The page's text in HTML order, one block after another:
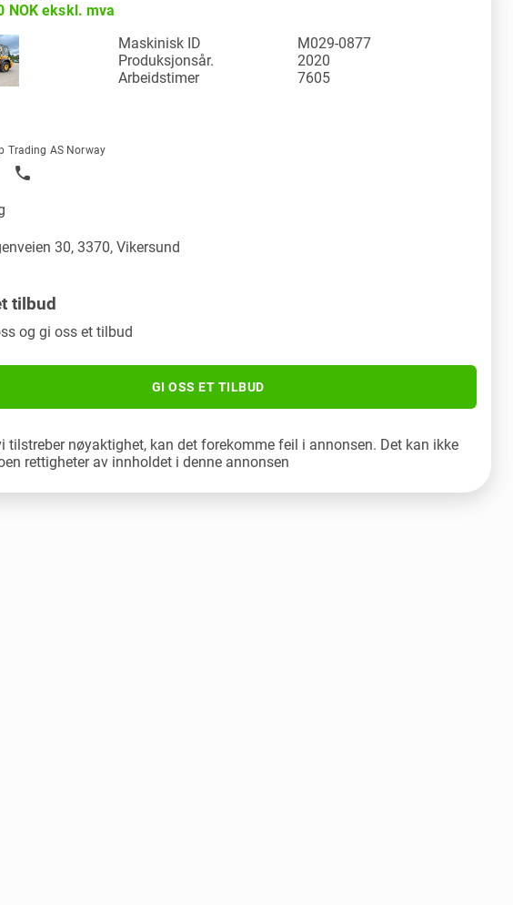
NOK ekskl. mva
Maskinisk ID
M029-0877
Produksjonsår.
2020
Arbeidstimer
7605
Trading AS Norway
30, 3370, Vikersund
tilbud
og gi oss et tilbud
GI OSS ET TILBUD
tilstreber nøyaktighet, kan det forekomme feil i annonsen. Det kan ikke
rettigheter av innholdet i denne annonsen